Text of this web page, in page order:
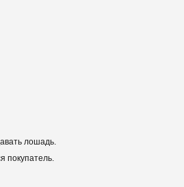
лошадь.
покупатель.